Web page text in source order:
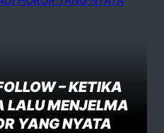
– KETIKA
LALU MENJELMA
YANG NYATA